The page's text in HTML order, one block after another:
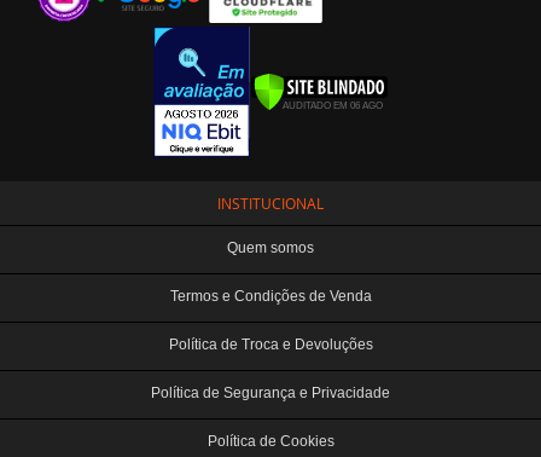
INSTITUCIONAL
Quem somos
Termos e Condições de Venda
Política de Troca e Devoluções
Política de Segurança e Privacidade
Política de Cookies